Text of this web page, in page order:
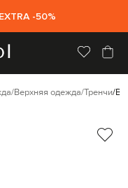
-50%
Верхняя одежда Тренчи